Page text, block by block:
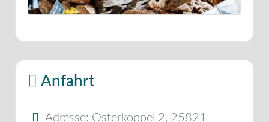
Anfahrt
Adresse: Osterkoppel 2, 25821